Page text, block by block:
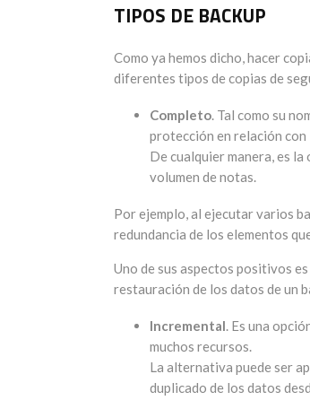
TIPOS DE BACKUP
Como ya hemos dicho, hacer
diferentes tipos de copias de
Completo. Tal como su
protección en relación
De cualquier manera, es
volumen de notas.
Por ejemplo, al ejecutar varios
redundancia de los elementos
Uno de sus aspectos positivos
restauración de los datos de un
Incremental. Es una
muchos recursos.
La alternativa puede ser
duplicado de los datos